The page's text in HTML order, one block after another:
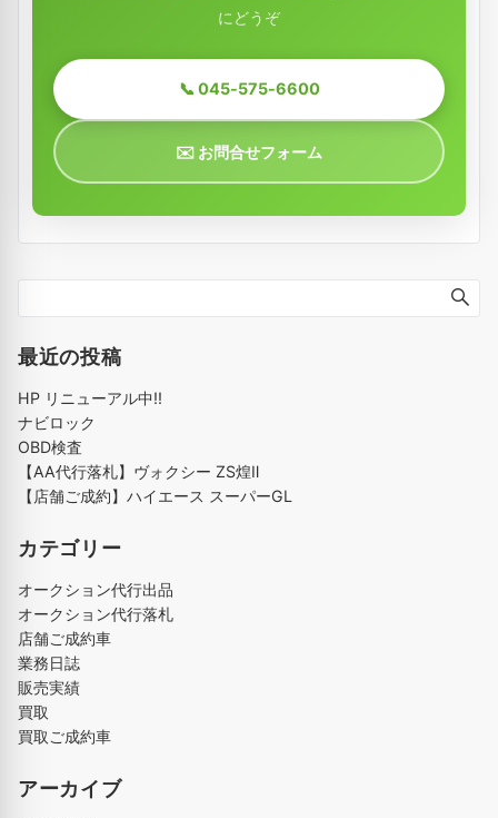
にどうぞ
📞 045-575-6600
✉️ お問合せフォーム
最近の投稿
HP リニューアル中!!
ナビロック
OBD検査
【AA代行落札】ヴォクシー ZS煌Ⅱ
【店舗ご成約】ハイエース スーパーGL
カテゴリー
オークション代行出品
オークション代行落札
店舗ご成約車
業務日誌
販売実績
買取
買取ご成約車
アーカイブ